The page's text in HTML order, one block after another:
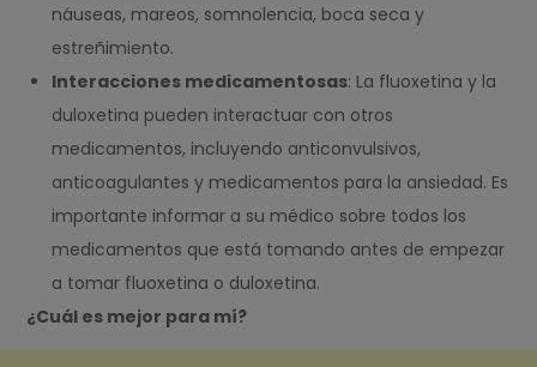
náuseas, mareos, somnolencia, boca seca y
estreñimiento.
Interacciones medicamentosas: La fluoxetina y la
duloxetina pueden interactuar con otros
medicamentos, incluyendo anticonvulsivos,
anticoagulantes y medicamentos para la ansiedad. Es
importante informar a su médico sobre todos los
medicamentos que está tomando antes de empezar
a tomar fluoxetina o duloxetina.
¿Cuál es mejor para mí?